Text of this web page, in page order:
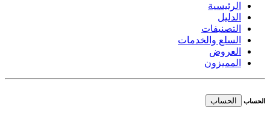
الرئيسية
الدليل
التصنيفات
السلع والخدمات
العروض
المميزون
الحساب الحساب